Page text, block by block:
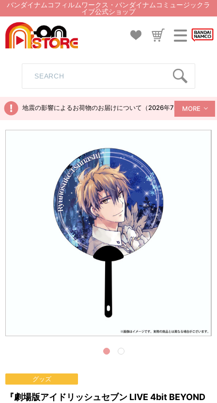
バンダイナムコフィルムワークス・バンダイナムコミュージックラ
イブ公式ショップ
地震の影響によるお荷物のお届けについて（2026年7月28日現在）
MORE
グッズ
『劇場版アイドリッシュセブン LIVE 4bit BEYOND